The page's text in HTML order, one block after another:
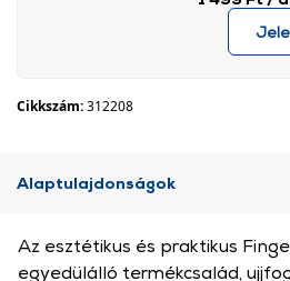
Cikkszám:312208
Alaptulajdonságok
Az esztétikus és praktikus
egyedülálló termékcsalád,